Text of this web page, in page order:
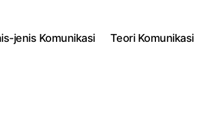
jenis Komunikasi Teori Komunikasi